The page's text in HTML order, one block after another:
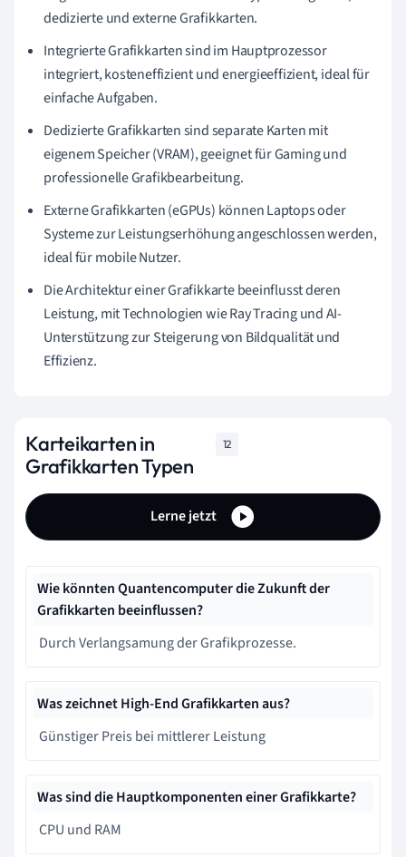
dedizierte und externe Grafikkarten.
Integrierte Grafikkarten sind im Hauptprozessor
integriert, kosteneffizient und energieeffizient, ideal für
einfache Aufgaben.
Dedizierte Grafikkarten sind separate Karten mit
eigenem Speicher (VRAM), geeignet für Gaming und
professionelle Grafikbearbeitung.
Externe Grafikkarten (eGPUs) können Laptops oder
Systeme zur Leistungserhöhung angeschlossen werden,
ideal für mobile Nutzer.
Die Architektur einer Grafikkarte beeinflusst deren
Leistung, mit Technologien wie Ray Tracing und AI-
Unterstützung zur Steigerung von Bildqualität und
Effizienz.
Karteikarten in
Grafikkarten Typen
12
Lerne jetzt
Wie könnten Quantencomputer die Zukunft der
Grafikkarten beeinflussen?
Durch Verlangsamung der Grafikprozesse.
Was zeichnet High-End Grafikkarten aus?
Günstiger Preis bei mittlerer Leistung
Was sind die Hauptkomponenten einer Grafikkarte?
CPU und RAM